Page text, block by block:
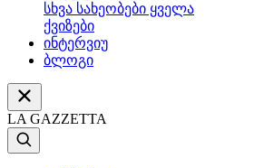
სხვა სახეობები ყველა
ქვიზები
ინტერვიუ
ბლოგი
LA GAZZETTA